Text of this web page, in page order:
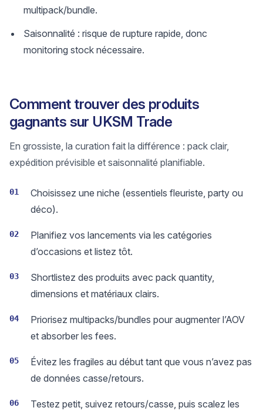
multipack/bundle.
Saisonnalité : risque de rupture rapide, donc
monitoring stock nécessaire.
Comment trouver des produits
gagnants sur UKSM Trade
En grossiste, la curation fait la différence : pack clair,
expédition prévisible et saisonnalité planifiable.
01
Choisissez une niche (essentiels fleuriste, party ou
déco).
02
Planifiez vos lancements via les catégories
d’occasions et listez tôt.
03
Shortlistez des produits avec pack quantity,
dimensions et matériaux clairs.
04
Priorisez multipacks/bundles pour augmenter l’AOV
et absorber les fees.
05
Évitez les fragiles au début tant que vous n’avez pas
de données casse/retours.
06
Testez petit, suivez retours/casse, puis scalez les